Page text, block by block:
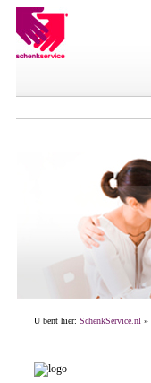
U bent hier: SchenkService.nl »